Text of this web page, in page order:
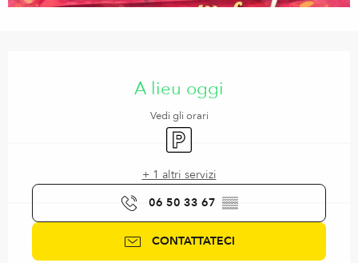
A lieu oggi
Vedi gli orari
Parcheggio
+ 1 altri servizi
06 50 33 67 ▒▒
CONTATTATECI